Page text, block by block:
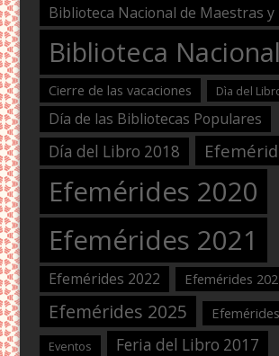
Biblioteca Nacional de Maestras
Biblioteca
Cierre de las vacaciones Dìa del
Día de las Bibliotecas Populares
Día del Libro 2018
Efemérides 2020
Efemérides 2021
Efemérides 2022 Efemérides
Efemérides 2025
Eventos Feria del Libro 2017